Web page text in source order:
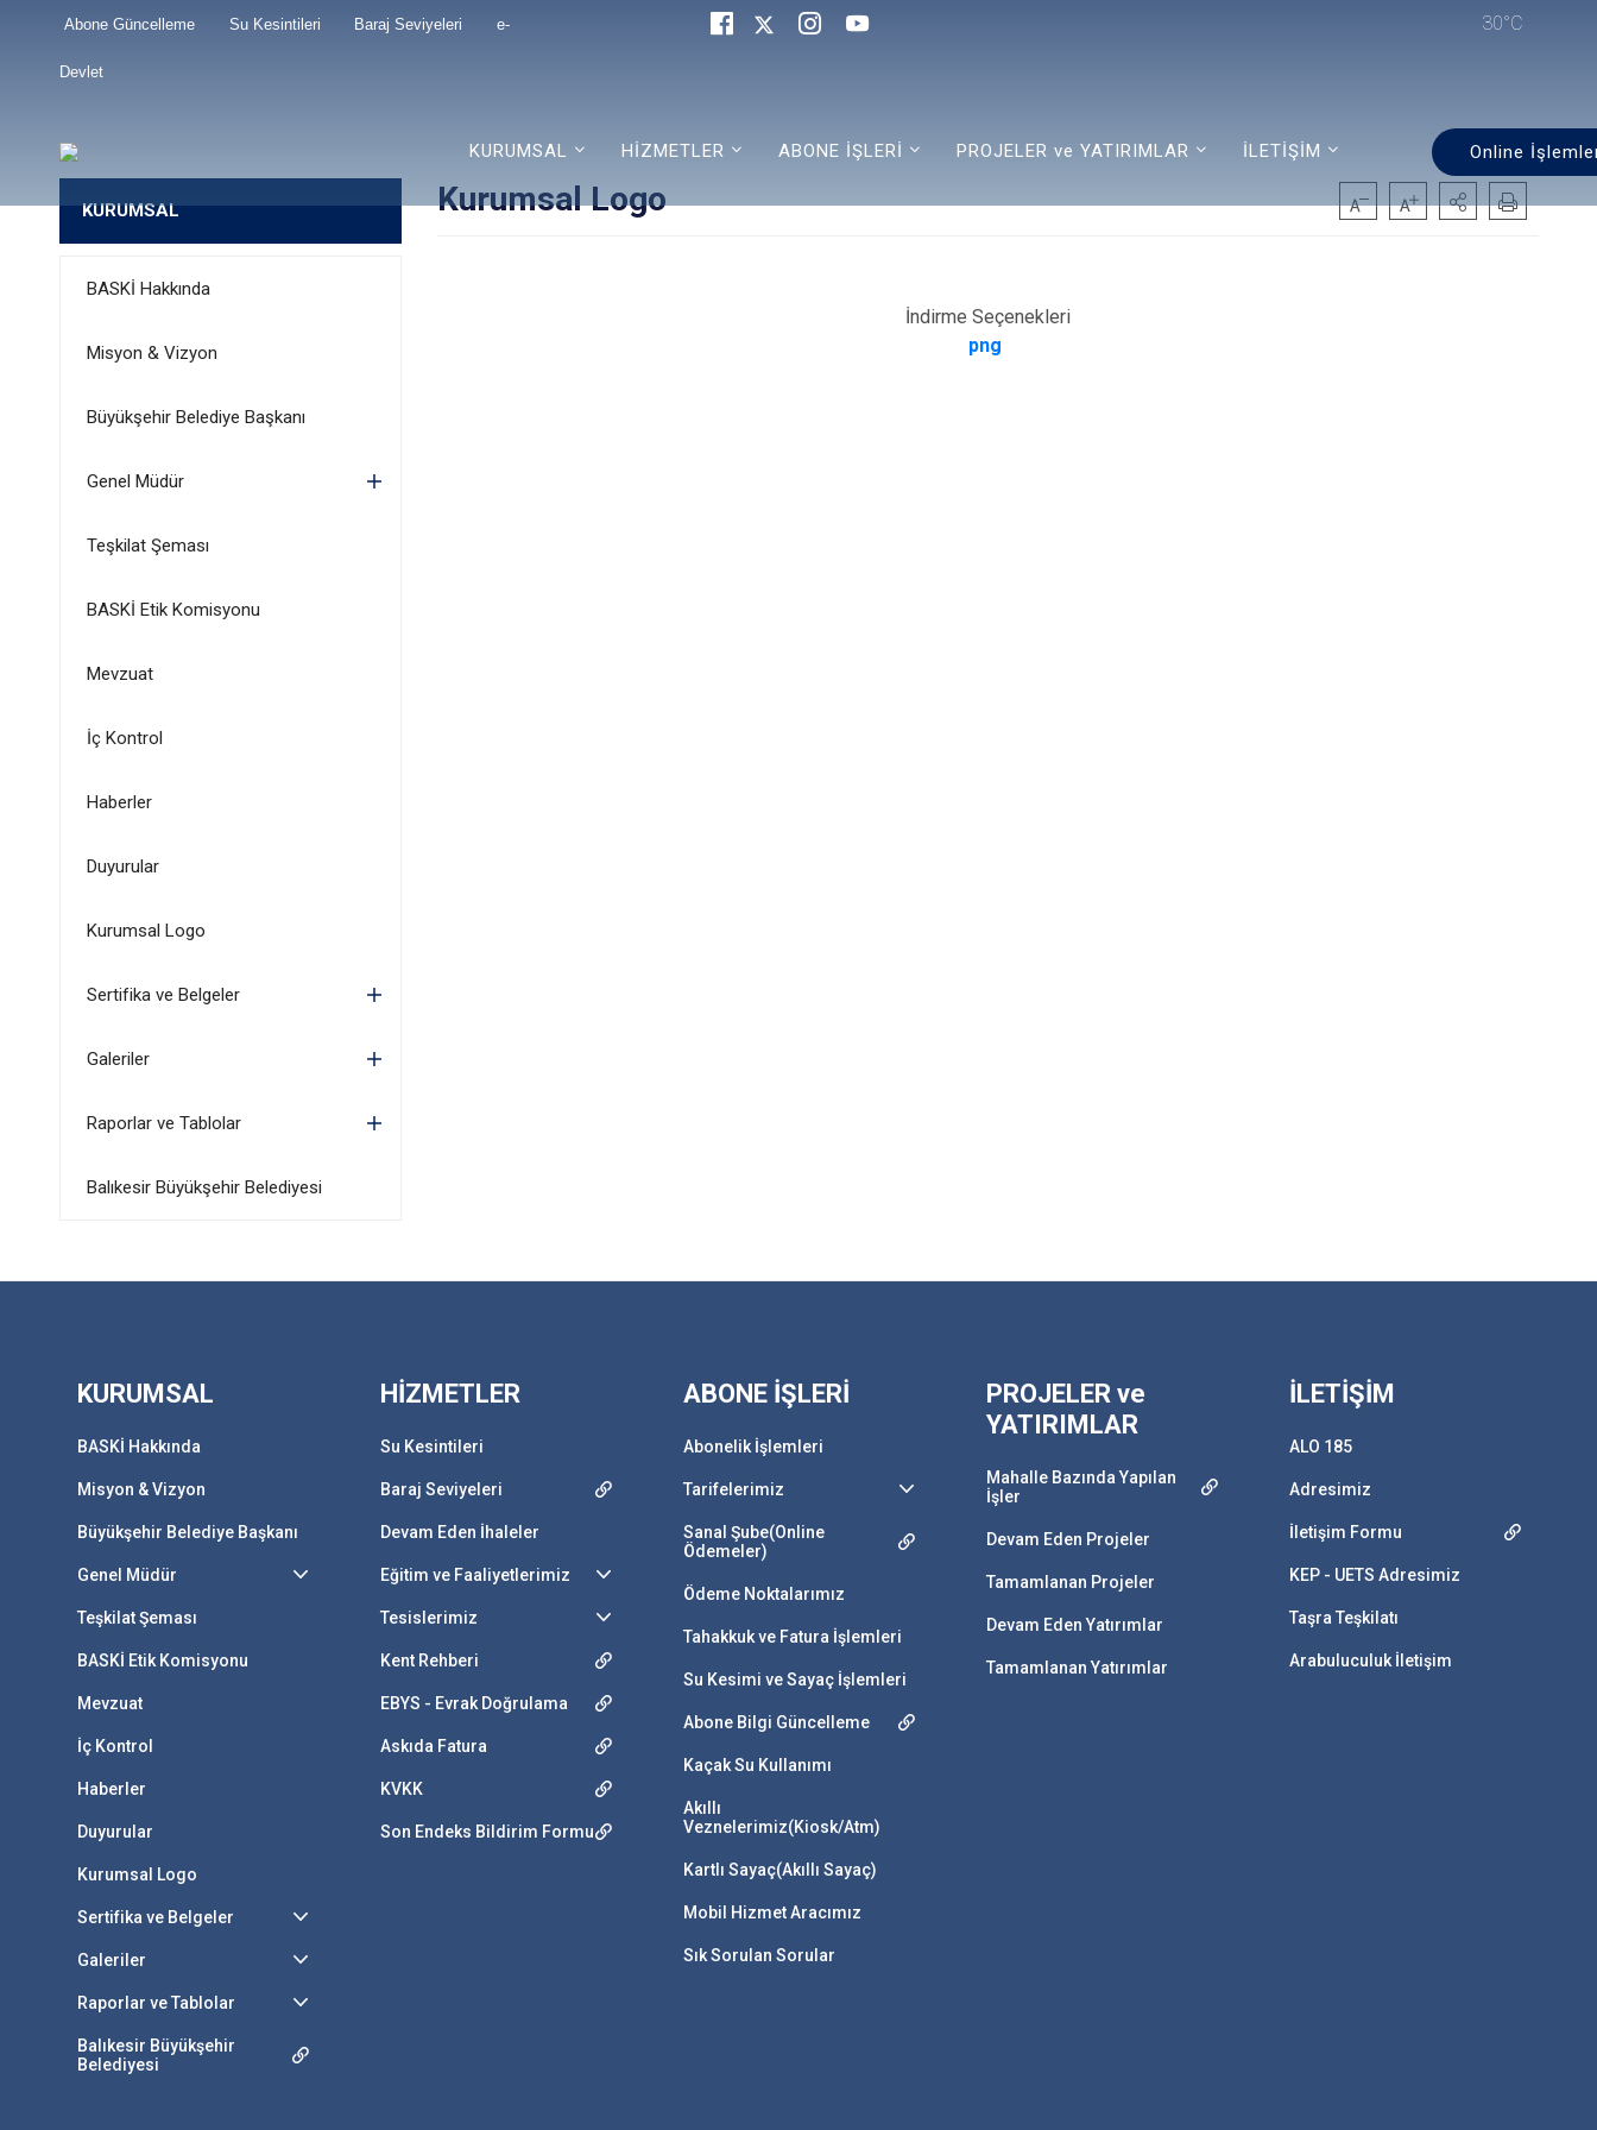
Abone Güncelleme Su Kesintileri Baraj Seviyeleri e-
Devlet
30°C
KURUMSAL HİZMETLER ABONE İŞLERİ PROJELER ve YATIRIMLAR İLETİŞİM Online
KURUMSAL
BASKİ Hakkında
Misyon & Vizyon
Büyükşehir Belediye Başkanı
Genel Müdür
Teşkilat Şeması
BASKİ Etik Komisyonu
Mevzuat
İç Kontrol
Haberler
Duyurular
Kurumsal Logo
Sertifika ve Belgeler
Galeriler
Raporlar ve Tablolar
Balıkesir Büyükşehir Belediyesi
Kurumsal Logo
İndirme Seçenekleri
png
KURUMSAL
BASKİ Hakkında
Misyon & Vizyon
Büyükşehir Belediye Başkanı
Genel Müdür
Teşkilat Şeması
BASKİ Etik Komisyonu
Mevzuat
İç Kontrol
Haberler
Duyurular
Kurumsal Logo
Sertifika ve Belgeler
Galeriler
Raporlar ve Tablolar
Balıkesir Büyükşehir
Belediyesi
HİZMETLER
Su Kesintileri
Baraj Seviyeleri
Devam Eden İhaleler
Eğitim ve Faaliyetlerimiz
Tesislerimiz
Kent Rehberi
EBYS - Evrak Doğrulama
Askıda Fatura
KVKK
Son Endeks Bildirim Formu
ABONE İŞLERİ
Abonelik İşlemleri
Tarifelerimiz
Sanal Şube(Online
Ödemeler)
Ödeme Noktalarımız
Tahakkuk ve Fatura İşlemleri
Su Kesimi ve Sayaç İşlemleri
Abone Bilgi Güncelleme
Kaçak Su Kullanımı
Akıllı
Veznelerimiz(Kiosk/Atm)
Kartlı Sayaç(Akıllı Sayaç)
Mobil Hizmet Aracımız
Sık Sorulan Sorular
PROJELER ve
YATIRIMLAR
Mahalle Bazında Yapılan
İşler
Devam Eden Projeler
Tamamlanan Projeler
Devam Eden Yatırımlar
Tamamlanan Yatırımlar
İLETİŞİM
ALO 185
Adresimiz
İletişim Formu
KEP - UETS Adresimiz
Taşra Teşkilatı
Arabuluculuk İletişim